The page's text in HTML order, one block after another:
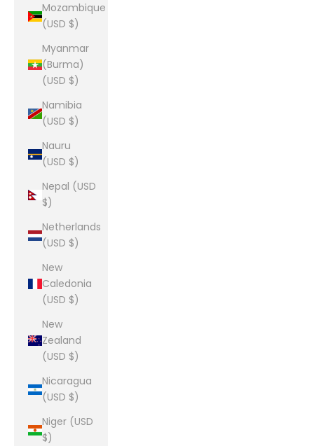
Mozambique
(USD $)
Myanmar
(Burma)
(USD $)
Namibia
(USD $)
Nauru
(USD $)
Nepal (USD
$)
Netherlands
(USD $)
New
Caledonia
(USD $)
New
Zealand
(USD $)
Nicaragua
(USD $)
Niger (USD
$)